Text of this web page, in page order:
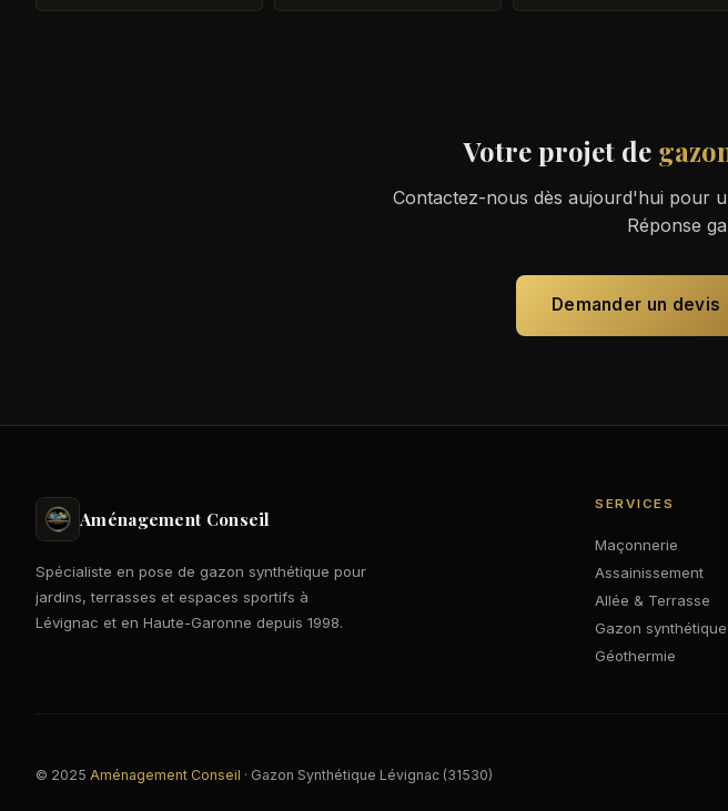
Votre projet de
Contactez-nous dès aujourd'hui pour
Réponse
Demander un devis
Aménagement Conseil
Spécialiste en pose de gazon synthétique pour
jardins, terrasses et espaces sportifs à
Lévignac et en Haute-Garonne depuis 1998.
SERVICES
Maçonnerie
Assainissement
Allée & Terrasse
Gazon synthétique
Géothermie
© 2025 Aménagement Conseil · Gazon Synthétique Lévignac (31530)